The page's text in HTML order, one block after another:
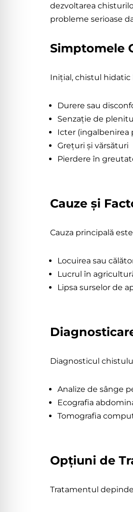
dezvoltarea
probleme serioase
Simptomele
Inițial, chistul hidatic
Durere sau
Senzație de
Icter (ingalbenirea
Grețuri și vărsături
Pierdere în
Cauze și
Cauza principală
Locuirea sau
Lucrul în
Lipsa surselor de
Diagnosticul
Analize de sânge
Ecografia
Tomografia
Opțiuni de
Tratamentul